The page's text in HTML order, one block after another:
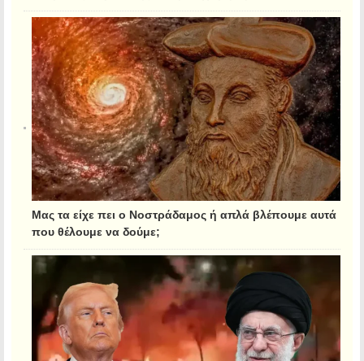
Μας τα είχε πει ο Νοστράδαμος ή απλά βλέπουμε αυτά
που θέλουμε να δούμε;